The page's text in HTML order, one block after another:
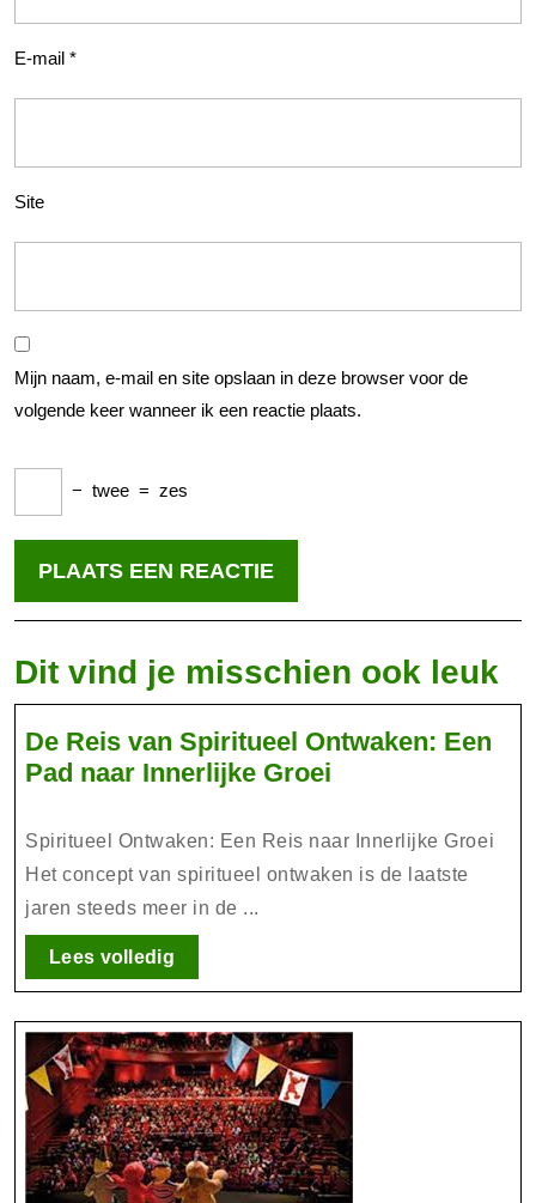
E-mail *
Site
Mijn naam, e-mail en site opslaan in deze browser voor de
volgende keer wanneer ik een reactie plaats.
− twee = zes
Dit vind je misschien ook leuk
De Reis van Spiritueel Ontwaken: Een
Pad naar Innerlijke Groei
van
Spiritueel
naar
Innerlijke
Groei
Spiritueel Ontwaken: Een Reis naar Innerlijke Groei
Het concept van spiritueel ontwaken is de laatste
jaren steeds meer in de ...
Lees volledigLees
volledig